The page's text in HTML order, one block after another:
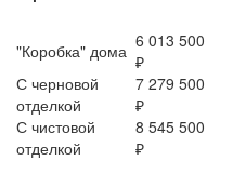
"Коробка" дома 6 013 500
₽
С черновой
отделкой
7 279 500
₽
С чистовой
отделкой
8 545 500
₽